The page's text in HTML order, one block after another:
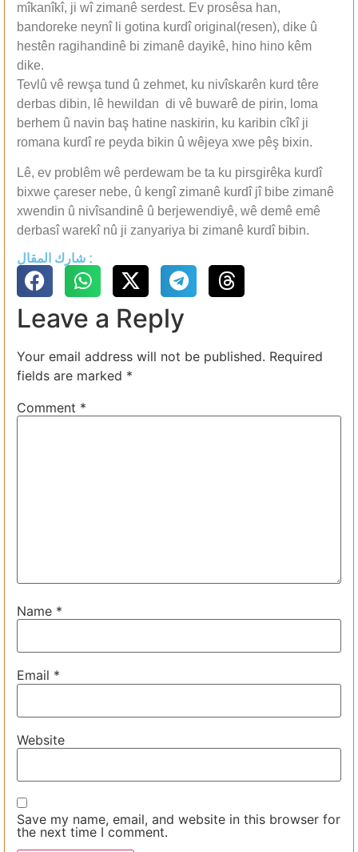
mîkanîkî, ji wî zimanê serdest. Ev prosêsa han,
bandoreke neynî li gotina kurdî original(resen), dike û
hestên ragihandinê bi zimanê dayikê, hino hino kêm
dike.
Tevlû vê rewşa tund û zehmet, ku nivîskarên kurd têre
derbas dibin, lê hewildan di vê buwarê de pirin, loma
berhem û navin baş hatine naskirin, ku karibin cîkî ji
romana kurdî re peyda bikin û wêjeya xwe pêş bixin.
Lê, ev problêm wê perdewam be ta ku pirsgirêka kurdî
bixwe çareser nebe, û kengî zimanê kurdî jî bibe zimanê
xwendin û nivîsandinê û berjewendiyê, wê demê emê
derbasî warekî nû ji zanyariya bi zimanê kurdî bibin.
شارك المقال :
Leave a Reply
Your email address will not be published. Required
fields are marked *
Comment *
Name *
Email *
Website
Save my name, email, and website in this browser for
the next time I comment.